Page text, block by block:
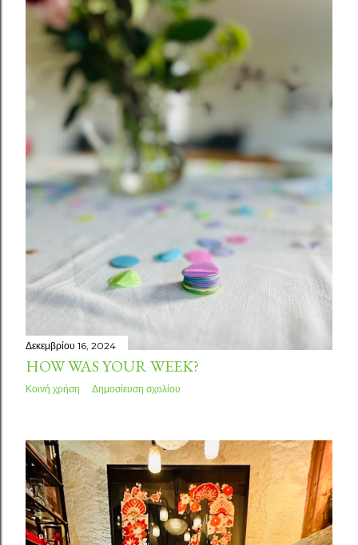
Δεκεμβρίου 16, 2024
HOW WAS YOUR WEEK?
Κοινή χρήση Δημοσίευση σχολίου